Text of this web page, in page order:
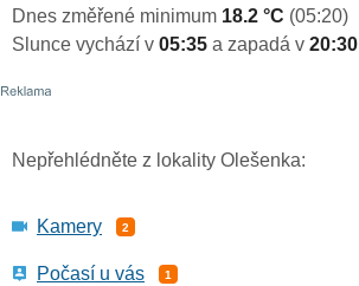
Dnes změřené minimum 18.2 °C (05:20)
Slunce vychází v 05:35 a zapadá v 20:30
Nepřehlédněte z lokality Olešenka:
Kamery 2
Počasí u vás 1